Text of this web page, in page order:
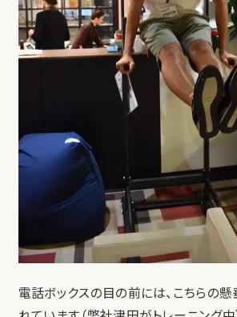
電話ボックスの目の前には、こちらの